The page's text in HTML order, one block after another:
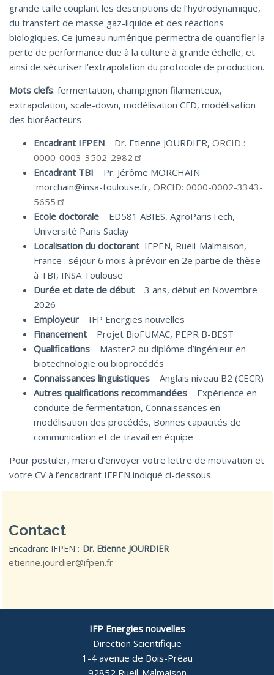
grande taille couplant les descriptions de l’hydrodynamique,
du transfert de masse gaz-liquide et des réactions
biologiques. Ce jumeau numérique permettra de quantifier la
perte de performance due à la culture à grande échelle, et
ainsi de sécuriser l’extrapolation du protocole de production.
Mots clefs: fermentation, champignon filamenteux,
extrapolation, scale-down, modélisation CFD, modélisation
des bioréacteurs
Encadrant IFPEN Dr. Etienne JOURDIER, ORCID :
0000-0003-3502-2982
Encadrant TBI Pr. Jérôme MORCHAIN
morchain@insa-toulouse.fr, ORCID: 0000-0002-3343-
5655
Ecole doctorale ED581 ABIES, AgroParisTech,
Université Paris Saclay
Localisation du doctorant IFPEN, Rueil-Malmaison,
France : séjour 6 mois à prévoir en 2e partie de thèse
à TBI, INSA Toulouse
Durée et date de début
3 ans, début en Novembre
2026
Employeur
IFP Energies nouvelles
Financement Projet BioFUMAC, PEPR B-BEST
Qualifications
Master2 ou diplôme d’ingénieur en
biotechnologie ou bioprocédés
Connaissances linguistiques Anglais niveau B2 (CECR)
Autres qualifications recommandées
Expérience en
conduite de fermentation, Connaissances en
modélisation des procédés, Bonnes capacités de
communication et de travail en équipe
Pour postuler, merci d’envoyer votre lettre de motivation et
votre CV à l’encadrant IFPEN indiqué ci-dessous.
Contact
Encadrant IFPEN : Dr. Etienne JOURDIER
etienne.jourdier@ifpen.fr
IFP Energies nouvelles
Direction Scientifique
1-4 avenue de Bois-Préau
92852 Rueil-Malmaison